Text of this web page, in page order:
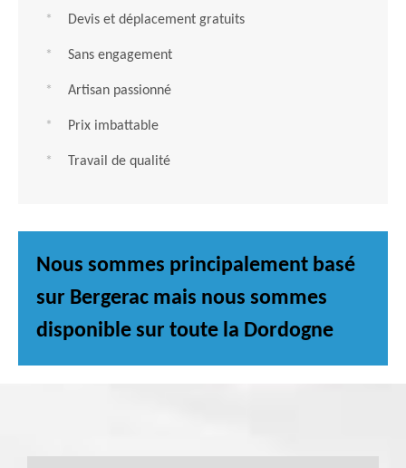
Devis et déplacement gratuits
Sans engagement
Artisan passionné
Prix imbattable
Travail de qualité
Nous sommes principalement basé
sur Bergerac mais nous sommes
disponible sur toute la Dordogne